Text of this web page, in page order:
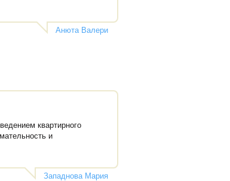
Анюта Валери
квартирного
и
Западнова Мария